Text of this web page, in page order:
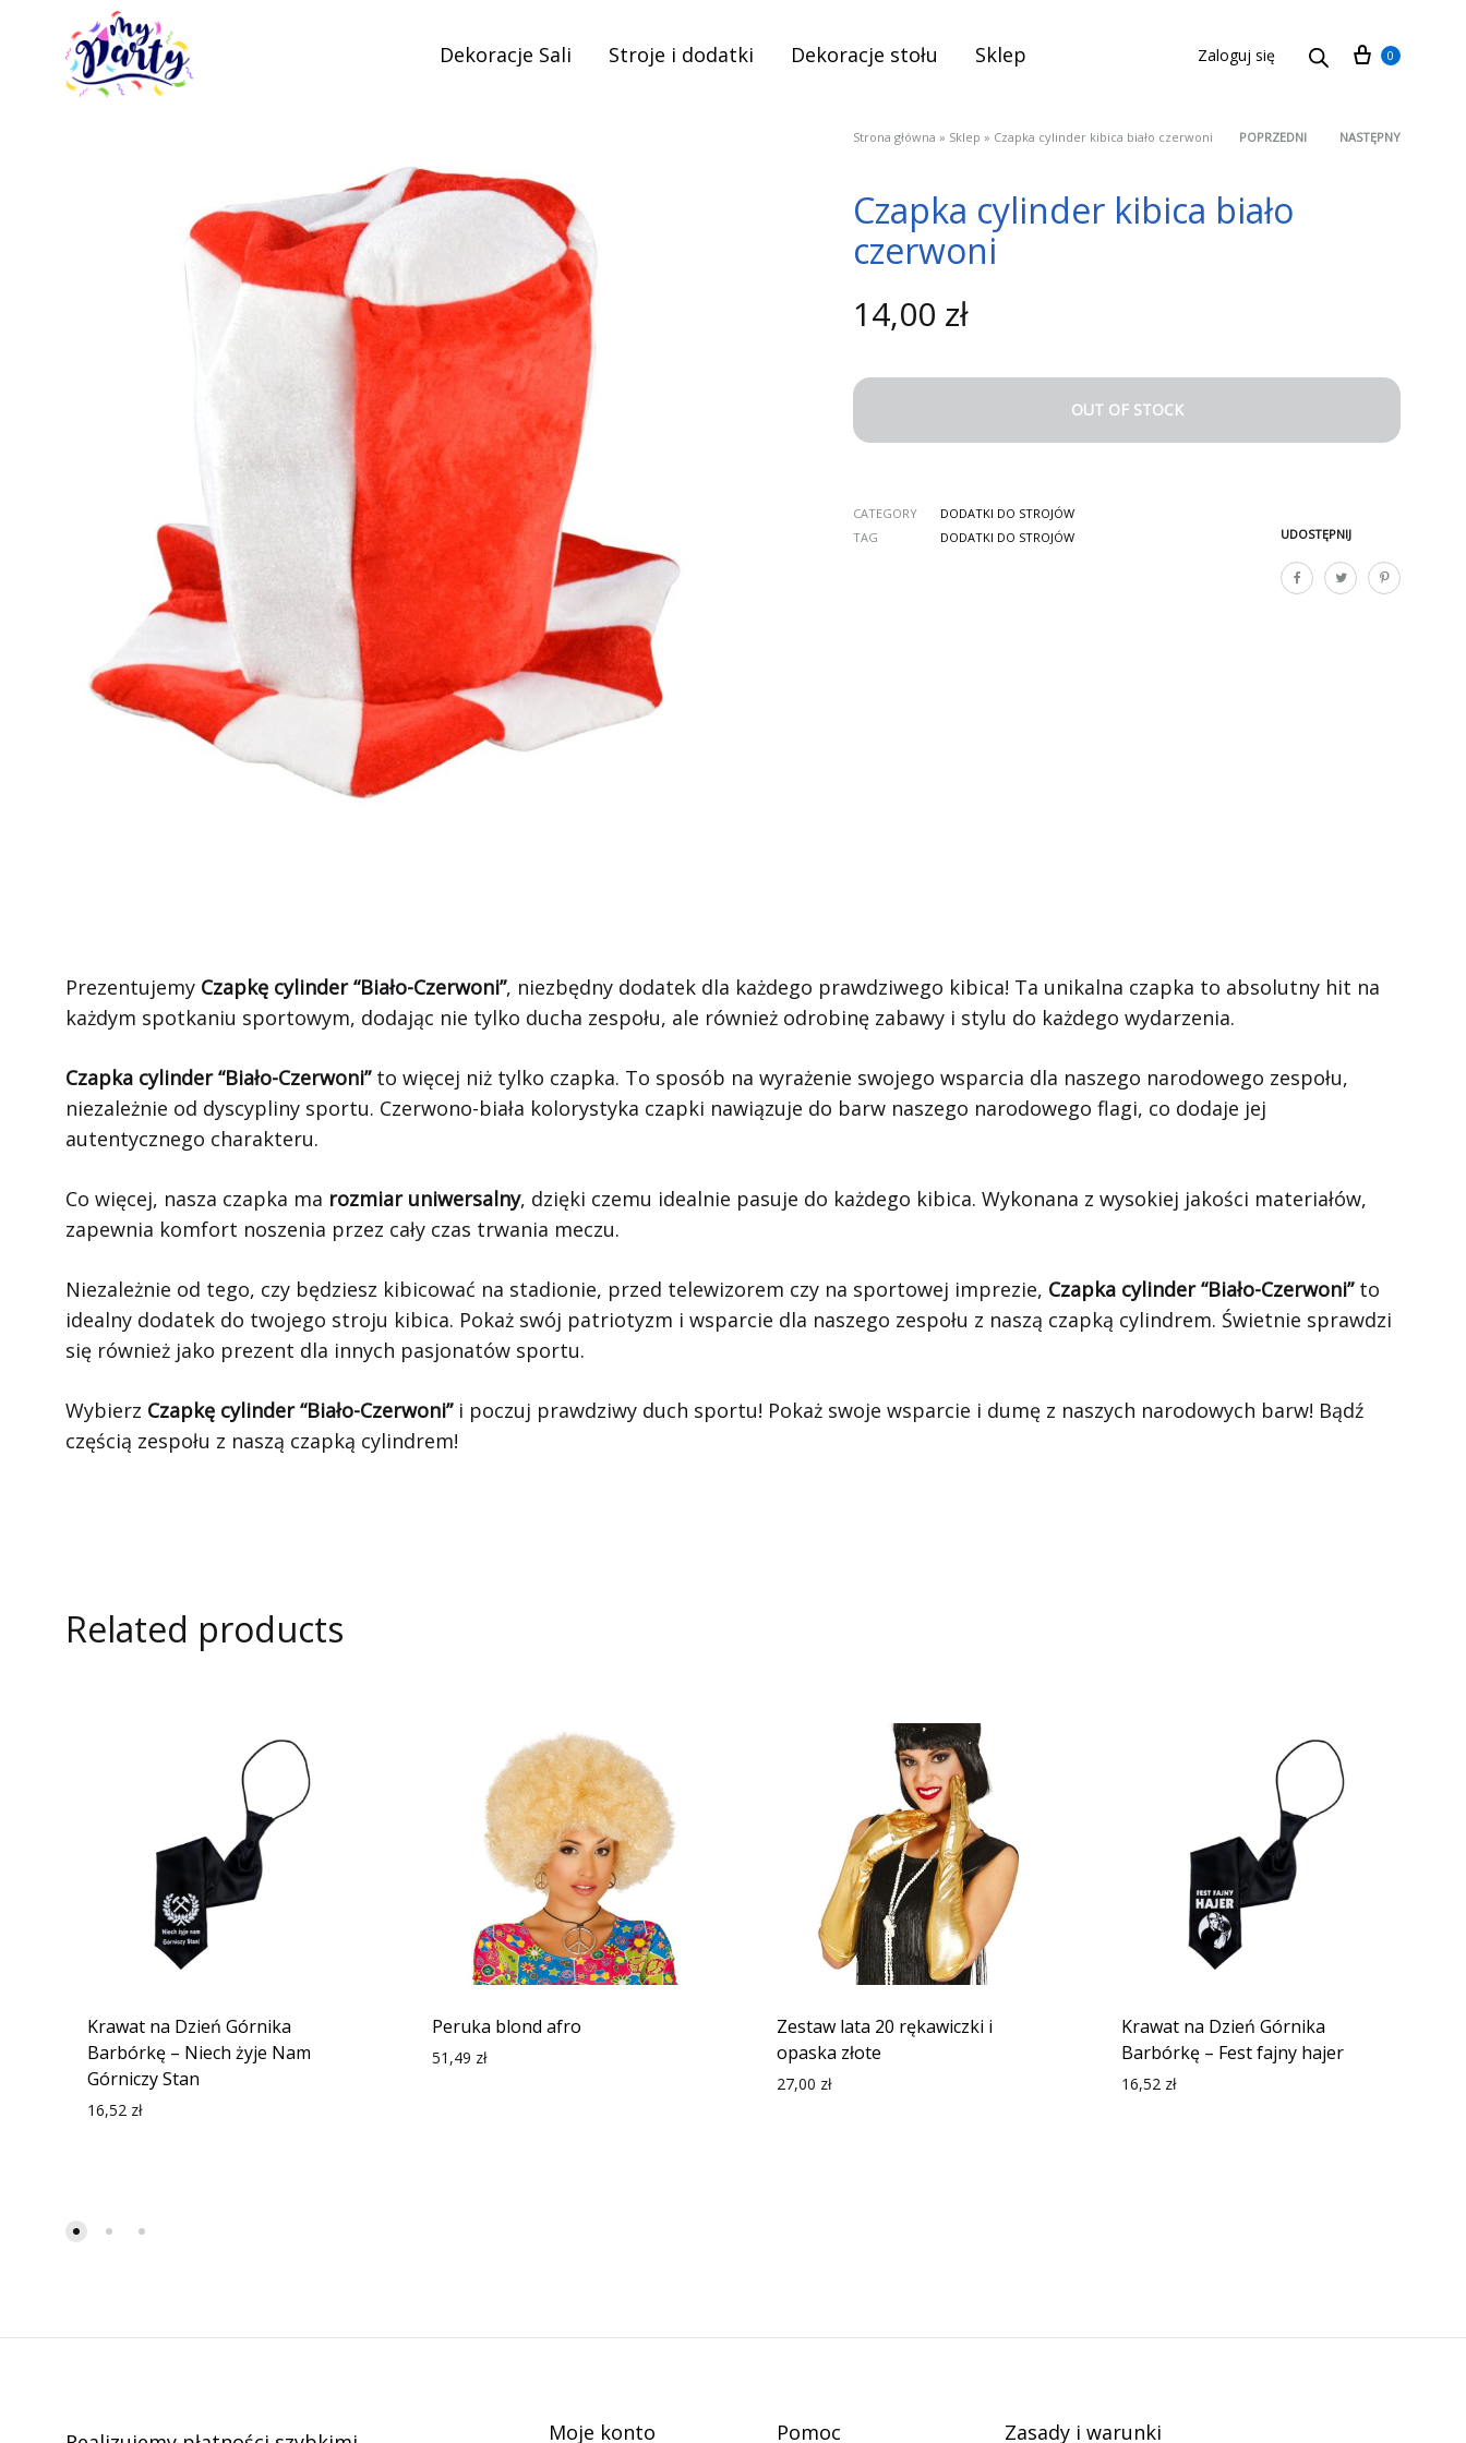
Dekoracje Sali Stroje i dodatki Dekoracje stołu Sklep Zaloguj się Cart
0
Strona główna » Sklep » Czapka cylinder kibica biało czerwoni
Product
navigation
POPRZEDNI NASTĘPNY
Czapka cylinder kibica biało
czerwoni
14,00 zł
OUT OF STOCK
UDOSTĘPNIJ
CATEGORY
DODATKI DO STROJÓW
TAG
DODATKI DO STROJÓW
Prezentujemy Czapkę cylinder “Biało-Czerwoni”, niezbędny dodatek dla każdego prawdziwego kibica! Ta unikalna czapka to absolutny hit na
każdym spotkaniu sportowym, dodając nie tylko ducha zespołu, ale również odrobinę zabawy i stylu do każdego wydarzenia.
Czapka cylinder “Biało-Czerwoni”to więcej niż tylko czapka. To sposób na wyrażenie swojego wsparcia dla naszego narodowego zespołu,
niezależnie od dyscypliny sportu. Czerwono-biała kolorystyka czapki nawiązuje do barw naszego narodowego flagi, co dodaje jej
autentycznego charakteru.
Co więcej, nasza czapka ma rozmiar uniwersalny, dzięki czemu idealnie pasuje do każdego kibica. Wykonana z wysokiej jakości materiałów,
zapewnia komfort noszenia przez cały czas trwania meczu.
Niezależnie od tego, czy będziesz kibicować na stadionie, przed telewizorem czy na sportowej imprezie, Czapka cylinder “Biało-Czerwoni”to
idealny dodatek do twojego stroju kibica. Pokaż swój patriotyzm i wsparcie dla naszego zespołu z naszą czapką cylindrem. Świetnie sprawdzi
się również jako prezent dla innych pasjonatów sportu.
Wybierz Czapkę cylinder “Biało-Czerwoni”i poczuj prawdziwy duch sportu! Pokaż swoje wsparcie i dumę z naszych narodowych barw! Bądź
częścią zespołu z naszą czapką cylindrem!
Related products
Krawat na Dzień Górnika
Barbórkę – Niech żyje Nam
Górniczy Stan
16,52 zł
Peruka blond afro
51,49 zł
Zestaw lata 20 rękawiczki i
opaska złote
27,00 zł
Krawat na Dzień Górnika
Barbórkę – Fest fajny hajer
16,52 zł
Moje konto Pomoc Zasady i warunki